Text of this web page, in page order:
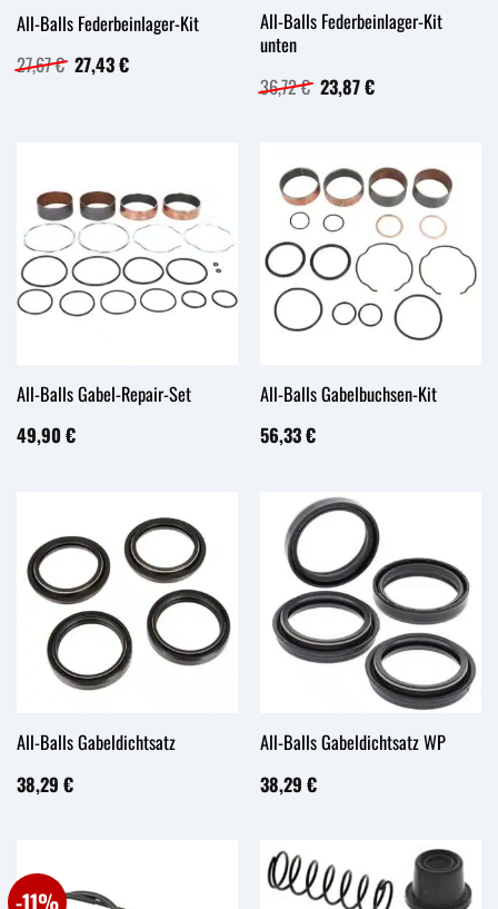
All-Balls Federbeinlager-Kit
27,67€ Ursprünglicher
Preis
27,43€Aktueller
Preis
All-Balls Federbeinlager-Kit
unten
36,72€ Ursprünglicher
Preis
23,87€Aktueller
Preis
All-Balls Gabel-Repair-Set
49,90 €
All-Balls Gabelbuchsen-Kit
56,33€
All-Balls Gabeldichtsatz
38,29 €
All-Balls Gabeldichtsatz WP
38,29 €
-11%